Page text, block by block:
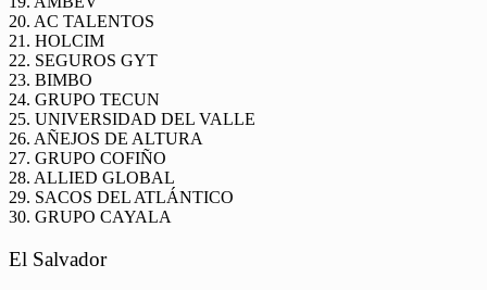
20. AC TALENTOS
21. HOLCIM
22. SEGUROS GYT
23. BIMBO
24. GRUPO TECUN
25. UNIVERSIDAD DEL VALLE
26. AÑEJOS DE ALTURA
27. GRUPO COFIÑO
28. ALLIED GLOBAL
29. SACOS DEL ATLÁNTICO
30. GRUPO CAYALA
El Salvador